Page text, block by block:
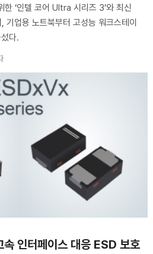
‘인텔 코어 Ultra 시리즈 3’와 최신
업용 노트북부터 고성능 워크스테이
다.
인터페이스 대응 ESD 보호